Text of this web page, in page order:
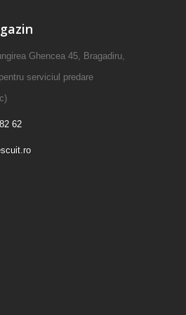
Ghencea 45, Bragadiru,
serviciul predare
62